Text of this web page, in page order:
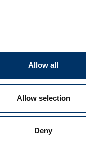
Allow all
Allow selection
Deny
einverstanden